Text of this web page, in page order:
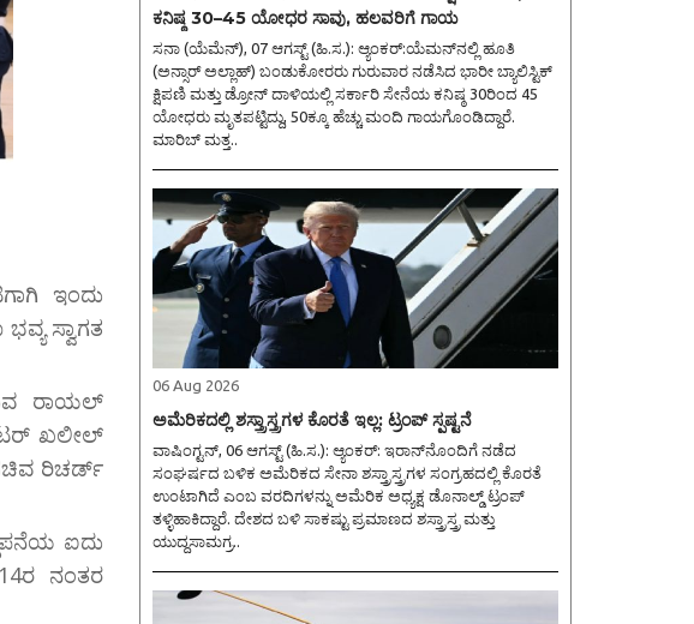
ಇಂದು
ಸ್ವಾಗತ
ರಾಯಲ್
ಖಲೀಲ್
ಸಚಿವ ರಿಚರ್ಡ್
ಐದು
ನಂತರ
ಕನಿಷ್ಠ 30–45 ಯೋಧರ ಸಾವು, ಹಲವರಿಗೆ ಗಾಯ
ಸನಾ (ಯೆಮೆನ್), 07 ಆಗಸ್ಟ್ (ಹಿ.ಸ.): ಆ್ಯಂಕರ್:ಯೆಮನ್‌ನಲ್ಲಿ ಹೂತಿ
(ಅನ್ಸಾರ್ ಅಲ್ಲಾಹ್) ಬಂಡುಕೋರರು ಗುರುವಾರ ನಡೆಸಿದ ಭಾರೀ ಬ್ಯಾಲಿಸ್ಟಿಕ್
ಕ್ಷಿಪಣಿ ಮತ್ತು ಡ್ರೋನ್ ದಾಳಿಯಲ್ಲಿ ಸರ್ಕಾರಿ ಸೇನೆಯ ಕನಿಷ್ಠ 30ರಿಂದ 45
ಯೋಧರು ಮೃತಪಟ್ಟಿದ್ದು, 50ಕ್ಕೂ ಹೆಚ್ಚು ಮಂದಿ ಗಾಯಗೊಂಡಿದ್ದಾರೆ.
ಮಾರಿಬ್ ಮತ್ತ..
06 Aug 2026
ಅಮೆರಿಕದಲ್ಲಿ ಶಸ್ತ್ರಾಸ್ತ್ರಗಳ ಕೊರತೆ ಇಲ್ಲ: ಟ್ರಂಪ್ ಸ್ಪಷ್ಟನೆ
ವಾಷಿಂಗ್ಟನ್, 06 ಆಗಸ್ಟ್ (ಹಿ.ಸ.): ಆ್ಯಂಕರ್: ಇರಾನ್‌ನೊಂದಿಗೆ ನಡೆದ
ಸಂಘರ್ಷದ ಬಳಿಕ ಅಮೆರಿಕದ ಸೇನಾ ಶಸ್ತ್ರಾಸ್ತ್ರಗಳ ಸಂಗ್ರಹದಲ್ಲಿ ಕೊರತೆ
ಉಂಟಾಗಿದೆ ಎಂಬ ವರದಿಗಳನ್ನು ಅಮೆರಿಕ ಅಧ್ಯಕ್ಷ ಡೊನಾಲ್ಡ್ ಟ್ರಂಪ್
ತಳ್ಳಿಹಾಕಿದ್ದಾರೆ. ದೇಶದ ಬಳಿ ಸಾಕಷ್ಟು ಪ್ರಮಾಣದ ಶಸ್ತ್ರಾಸ್ತ್ರ ಮತ್ತು
ಯುದ್ಧಸಾಮಗ್ರ..